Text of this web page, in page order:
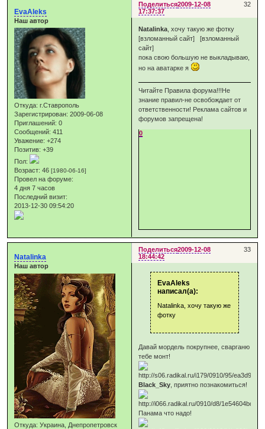
Поделиться 32
2009-12-08
17:37:37
EvaAleks
Наш автор
Откуда: г.Ставрополь
Зарегистрирован: 2009-06-08
Приглашений: 0
Сообщений: 411
Уважение: +274
Позитив: +39
Пол:
Возраст: 46[1980-06-16]
Провел на форуме:
4 дня 7 часов
Последний визит:
2013-12-30 09:54:20
Natalinka , хочу такую же фотку
[взломанный сайт] [взломанный
сайт]
пока свою большую не выкладываю,
но на аватарке я
Читайте Правила форума!!!Не
знание правил-не освобождает от
ответственности! Реклама сайтов и
форумов запрещена!
0
Поделиться 33
2009-12-08
18:44:42
Natalinka
Наш автор
Откуда: Украина, Днепропетровск
EvaAleks
написал(а):
Natalinka, хочу такую же
фотку
Давай мордель покрупнее, сварганю
тебе монт!
Black_Sky , приятно познакомиться!
Панама что надо!